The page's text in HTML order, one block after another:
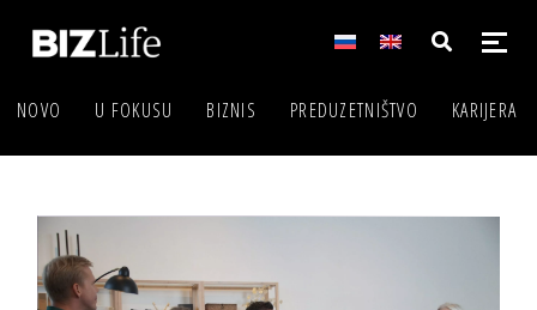
NOVO U FOKUSU BIZNIS PREDUZETNIŠTVO KARIJERA